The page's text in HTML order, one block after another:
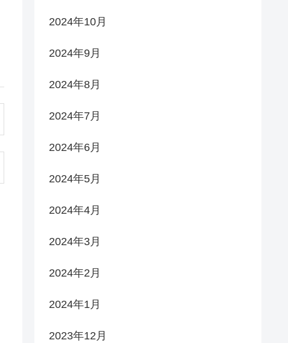
2024年10月
2024年9月
2024年8月
2024年7月
2024年6月
2024年5月
2024年4月
2024年3月
2024年2月
2024年1月
2023年12月